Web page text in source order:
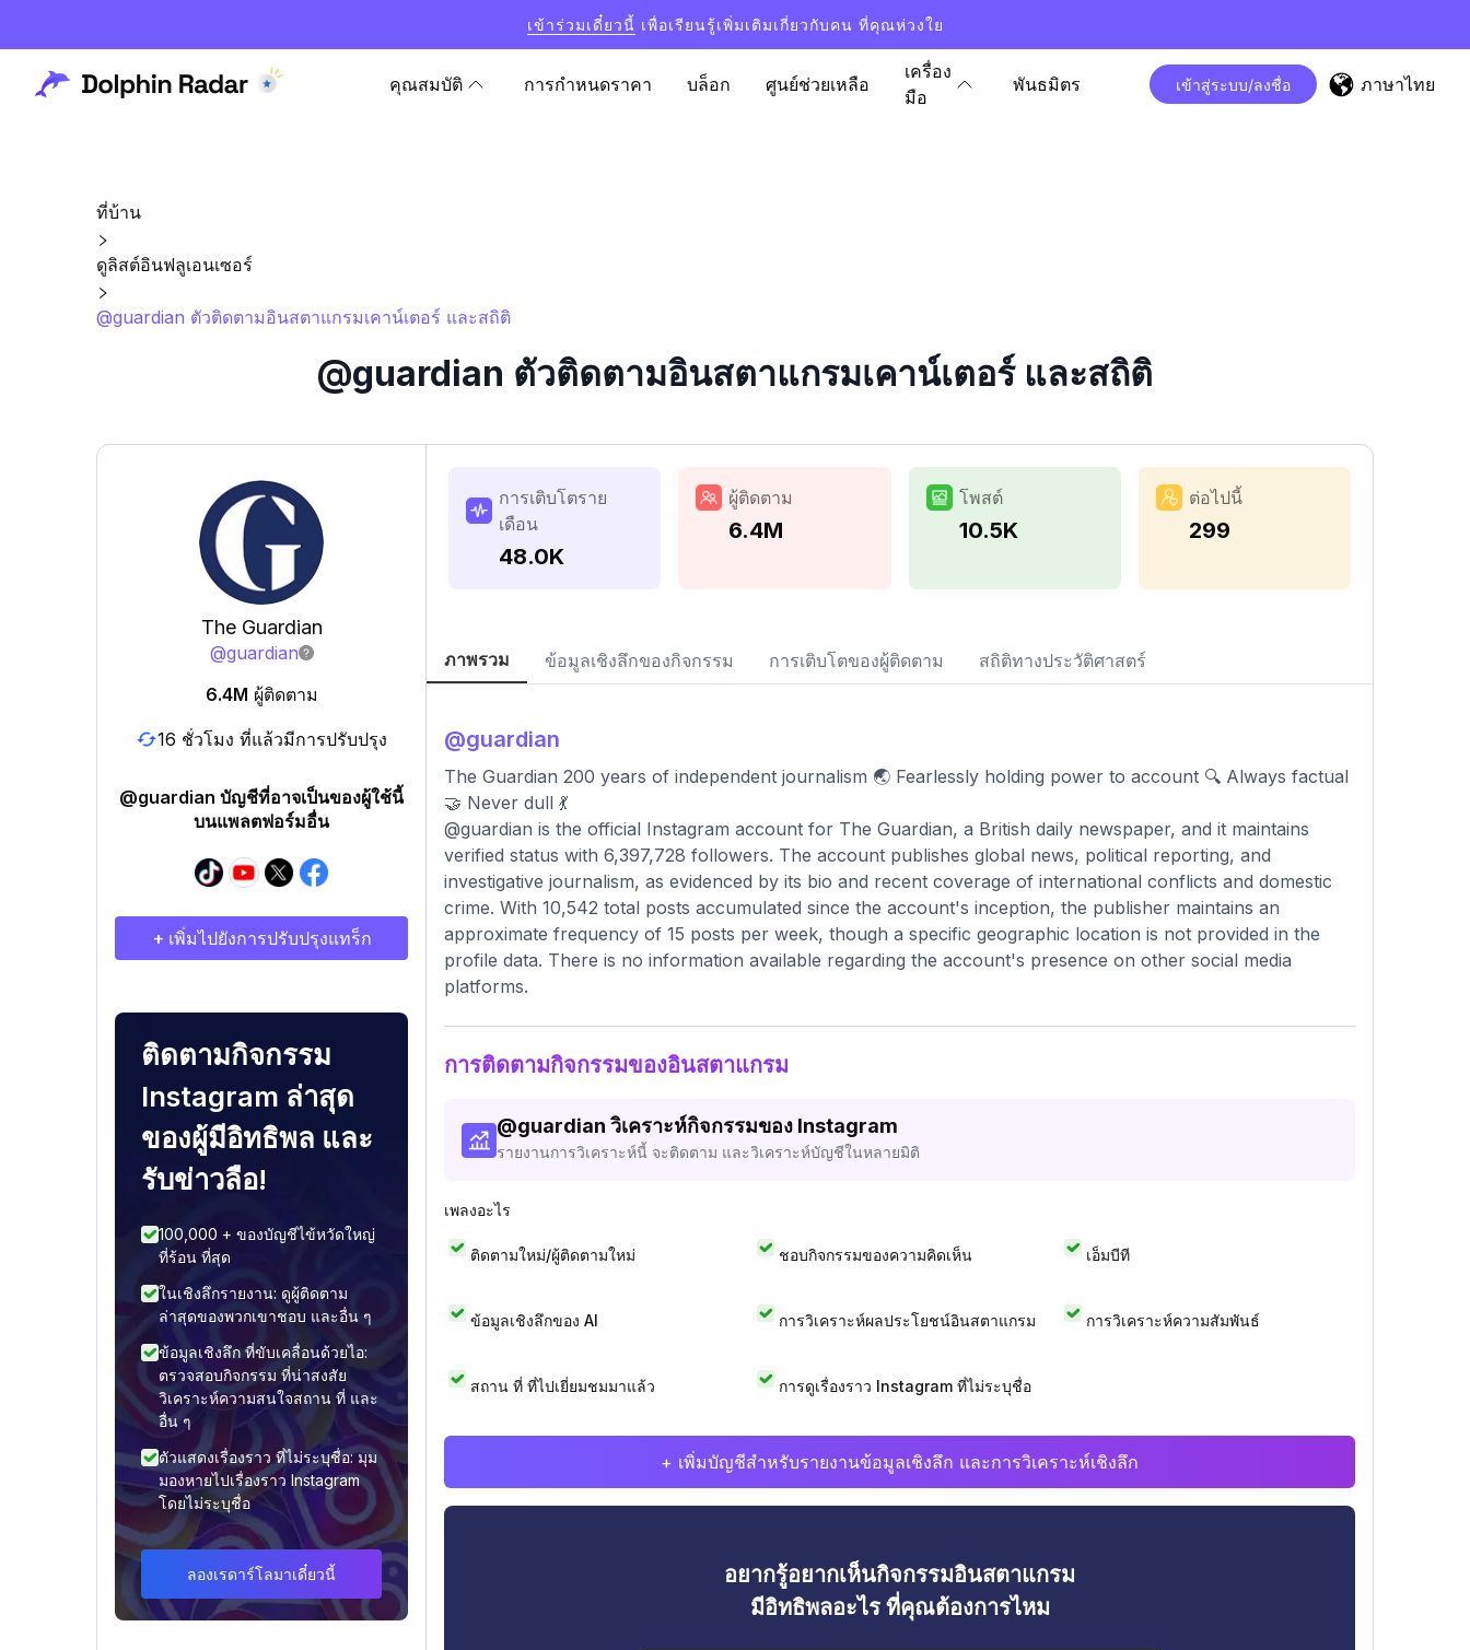
เข้าร่วมเดี๋ยวนี้ เพื่อเรียนรู้เพิ่มเติมเกี่ยวกับคน ที่คุณห่วงใย
คุณสมบัติ การกำหนดราคา บล็อก ศูนย์ช่วยเหลือ
เครื่อง
มือ
พันธมิตร เข้าสู่ระบบ/ลงชื่อ ภาษาไทย
ที่บ้าน
ดูลิสต์อินฟลูเอนเซอร์
@guardian ตัวติดตามอินสตาแกรมเคาน์เตอร์ และสถิติ
@guardian ตัวติดตามอินสตาแกรมเคาน์เตอร์ และสถิติ
The Guardian
@guardian
6.4M ผู้ติดตาม
16 ชั่วโมง ที่แล้วมีการปรับปรุง
@guardian บัญชีที่อาจเป็นของผู้ใช้นี้
บนแพลตฟอร์มอื่น
+ เพิ่มไปยังการปรับปรุงแทร็ก
ติดตามกิจกรรม
Instagram ล่าสุด
ของผู้มีอิทธิพล และ
รับข่าวลือ!
100,000 + ของบัญชีไข้หวัดใหญ่
ที่ร้อน ที่สุด
ในเชิงลึกรายงาน: ดูผู้ติดตาม
ล่าสุดของพวกเขาชอบ และอื่น ๆ
ข้อมูลเชิงลึก ที่ขับเคลื่อนด้วยไอ:
ตรวจสอบกิจกรรม ที่น่าสงสัย
วิเคราะห์ความสนใจสถาน ที่ และ
อื่น ๆ
ตัวแสดงเรื่องราว ที่ไม่ระบุชื่อ: มุม
มองหายไปเรื่องราว Instagram
โดยไม่ระบุชื่อ
ลองเรดาร์โลมาเดี๋ยวนี้
การเติบโตราย
เดือน
48.0K
ผู้ติดตาม
6.4M
โพสต์
10.5K
ต่อไปนี้
299
ภาพรวม ข้อมูลเชิงลึกของกิจกรรม การเติบโตของผู้ติดตาม สถิติทางประวัติศาสตร์
@guardian
The Guardian 200 years of independent journalism 🌏 Fearlessly holding power to account 🔍 Always factual
🤝 Never dull 💃
@guardian is the official Instagram account for The Guardian, a British daily newspaper, and it maintains
verified status with 6,397,728 followers. The account publishes global news, political reporting, and
investigative journalism, as evidenced by its bio and recent coverage of international conflicts and domestic
crime. With 10,542 total posts accumulated since the account's inception, the publisher maintains an
approximate frequency of 15 posts per week, though a specific geographic location is not provided in the
profile data. There is no information available regarding the account's presence on other social media
platforms.
การติดตามกิจกรรมของอินสตาแกรม
@guardian วิเคราะห์กิจกรรมของ Instagram
รายงานการวิเคราะห์นี้ จะติดตาม และวิเคราะห์บัญชีในหลายมิติ
เพลงอะไร
ติดตามใหม่/ผู้ติดตามใหม่ ชอบกิจกรรมของความคิดเห็น เอ็มบีที
ข้อมูลเชิงลึกของ AI การวิเคราะห์ผลประโยชน์อินสตาแกรม การวิเคราะห์ความสัมพันธ์
สถาน ที่ ที่ไปเยี่ยมชมมาแล้ว การดูเรื่องราว Instagram ที่ไม่ระบุชื่อ
+ เพิ่มบัญชีสำหรับรายงานข้อมูลเชิงลึก และการวิเคราะห์เชิงลึก
อยากรู้อยากเห็นกิจกรรมอินสตาแกรม
มีอิทธิพลอะไร ที่คุณต้องการไหม